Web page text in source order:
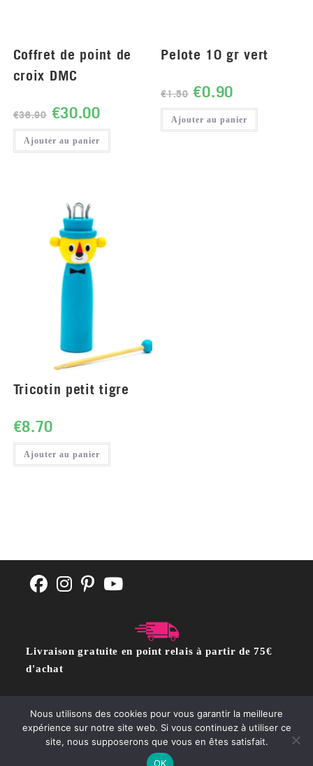
Coffret de point de
croix DMC
€36.90 €30.00
Ajouter au panier
Pelote 10 gr vert
€1.50 €0.90
Ajouter au panier
Tricotin petit tigre
€8.70
Ajouter au panier
Livraison gratuite en point relais à partir de 75€
d'achat
CGV POLITIQUE DE CONFIDENTIALITÉ Contact
Copyright @moutonrose.com
Nous utilisons des cookies pour vous garantir la meilleure
expérience sur notre site web. Si vous continuez à utiliser ce
site, nous supposerons que vous en êtes satisfait.
OK